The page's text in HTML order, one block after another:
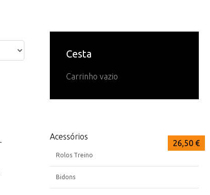
62,95 €
27,99 €
26,50 €
Cesta
Carrinho vazio
Acessórios
Rolos Treino
Bidons